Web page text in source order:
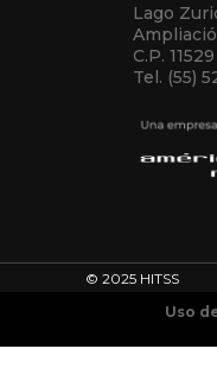
Lago
C.P. 11529
Tel. (55)
© 2025 HITSS
Uso